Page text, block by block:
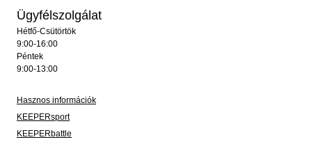
Ügyfélszolgálat
Hétfő-Csütörtök
9:00-16:00
Péntek
9:00-13:00
Hasznos információk
KEEPERsport
KEEPERbattle